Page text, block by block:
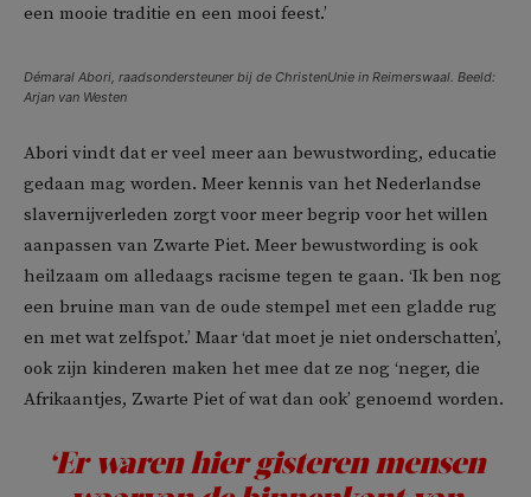
een mooie traditie en een mooi feest.’
Démaral Abori, raadsondersteuner bij de ChristenUnie in Reimerswaal. Beeld:
Arjan van Westen
Abori vindt dat er veel meer aan bewustwording, educatie
gedaan mag worden. Meer kennis van het Nederlandse
slavernijverleden zorgt voor meer begrip voor het willen
aanpassen van Zwarte Piet. Meer bewustwording is ook
heilzaam om alledaags racisme tegen te gaan. ‘Ik ben nog
een bruine man van de oude stempel met een gladde rug
en met wat zelfspot.’ Maar ‘dat moet je niet onderschatten’,
ook zijn kinderen maken het mee dat ze nog ‘neger, die
Afrikaantjes, Zwarte Piet of wat dan ook’ genoemd worden.
‘Er waren hier gisteren mensen